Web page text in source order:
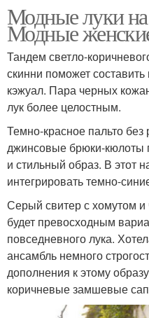
Модные луки
Модные
Тандем светло-
скинни поможет
кэжуал. Пара черных
лук более целостным.
Темно-красное пальто
джинсовые брюки-кюлоты
и стильный образ. В этот
интегрировать темно-
Серый свитер с хомутом
будет превосходным
повседневного лука.
ансамбль немного
дополнения к этому
коричневые замшевые